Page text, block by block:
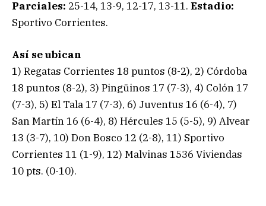
Parciales: 25-14, 13-9, 12-17, 13-11. Estadio:
Sportivo Corrientes.
Así se ubican
1) Regatas Corrientes 18 puntos (8-2), 2) Córdoba
18 puntos (8-2), 3) Pingüinos 17 (7-3), 4) Colón 17
(7-3), 5) El Tala 17 (7-3), 6) Juventus 16 (6-4), 7)
San Martín 16 (6-4), 8) Hércules 15 (5-5), 9) Alvear
13 (3-7), 10) Don Bosco 12 (2-8), 11) Sportivo
Corrientes 11 (1-9), 12) Malvinas 1536 Viviendas
10 pts. (0-10).